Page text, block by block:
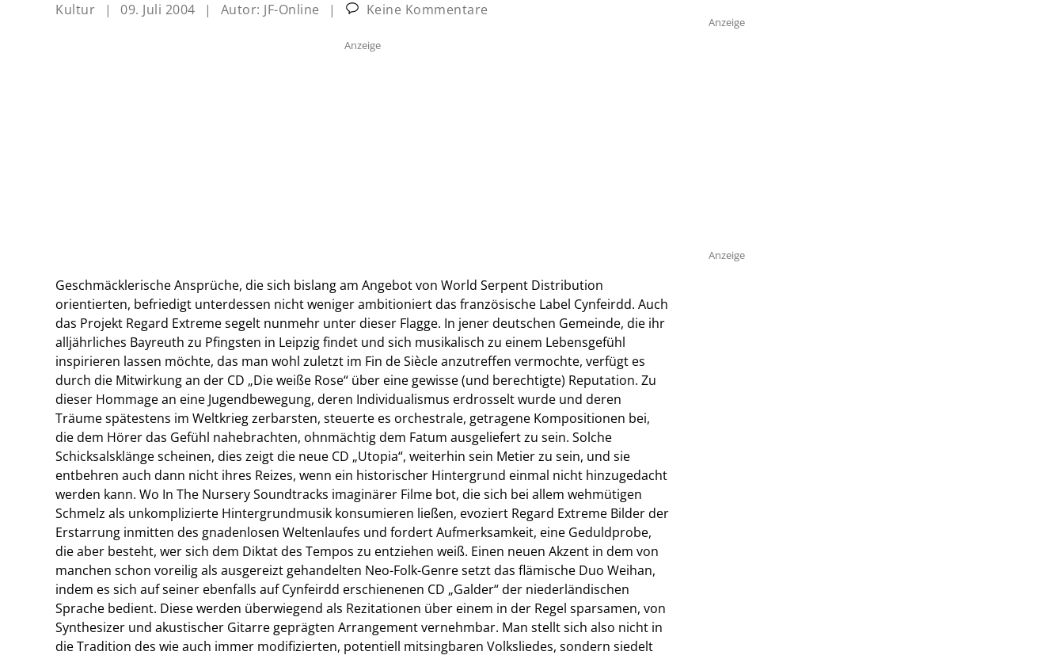
Kultur | 09. Juli 2004 | Autor: JF-Online | Keine Kommentare
Anzeige
Geschmäcklerische Ansprüche, die sich bislang am Angebot von World Serpent Distribution
orientierten, befriedigt unterdessen nicht weniger ambitioniert das französische Label Cynfeirdd. Auch
das Projekt Regard Extreme segelt nunmehr unter dieser Flagge. In jener deutschen Gemeinde, die ihr
alljährliches Bayreuth zu Pfingsten in Leipzig findet und sich musikalisch zu einem Lebensgefühl
inspirieren lassen möchte, das man wohl zuletzt im Fin de Siècle anzutreffen vermochte, verfügt es
durch die Mitwirkung an der CD „Die weiße Rose“ über eine gewisse (und berechtigte) Reputation. Zu
dieser Hommage an eine Jugendbewegung, deren Individualismus erdrosselt wurde und deren
Träume spätestens im Weltkrieg zerbarsten, steuerte es orchestrale, getragene Kompositionen bei,
die dem Hörer das Gefühl nahebrachten, ohnmächtig dem Fatum ausgeliefert zu sein. Solche
Schicksalsklänge scheinen, dies zeigt die neue CD „Utopia“, weiterhin sein Metier zu sein, und sie
entbehren auch dann nicht ihres Reizes, wenn ein historischer Hintergrund einmal nicht hinzugedacht
werden kann. Wo In The Nursery Soundtracks imaginärer Filme bot, die sich bei allem wehmütigen
Schmelz als unkomplizierte Hintergrundmusik konsumieren ließen, evoziert Regard Extreme Bilder der
Erstarrung inmitten des gnadenlosen Weltenlaufes und fordert Aufmerksamkeit, eine Geduldprobe,
die aber besteht, wer sich dem Diktat des Tempos zu entziehen weiß. Einen neuen Akzent in dem von
manchen schon voreilig als ausgereizt gehandelten Neo-Folk-Genre setzt das flämische Duo Weihan,
indem es sich auf seiner ebenfalls auf Cynfeirdd erschienenen CD „Galder“ der niederländischen
Sprache bedient. Diese werden überwiegend als Rezitationen über einem in der Regel sparsamen, von
Synthesizer und akustischer Gitarre geprägten Arrangement vernehmbar. Man stellt sich also nicht in
die Tradition des wie auch immer modifizierten, potentiell mitsingbaren Volksliedes, sondern siedelt
Anzeige
Anzeige